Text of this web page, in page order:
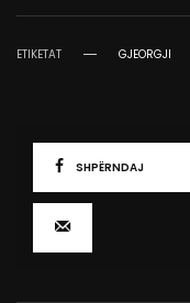
ETIKETAT GJEORGJI
SHPËRNDAJ